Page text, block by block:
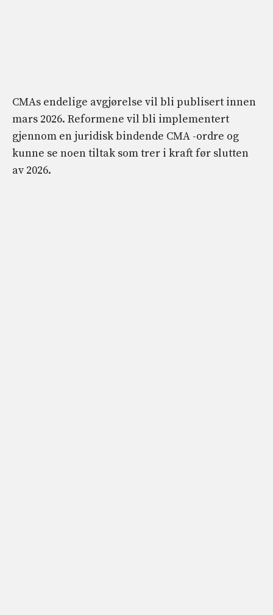
CMAs endelige avgjørelse vil bli publisert innen
mars 2026. Reformene vil bli implementert
gjennom en juridisk bindende CMA -ordre og
kunne se noen tiltak som trer i kraft før slutten
av 2026.